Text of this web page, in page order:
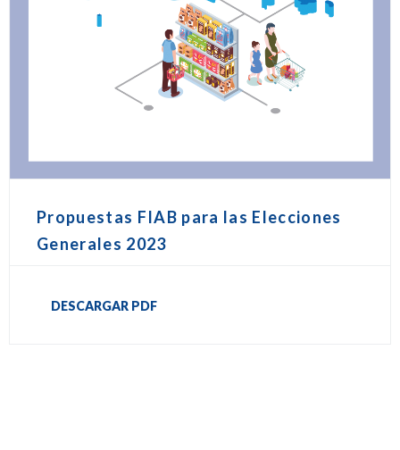
Propuestas FIAB para las Elecciones
Generales 2023
DESCARGAR PDF